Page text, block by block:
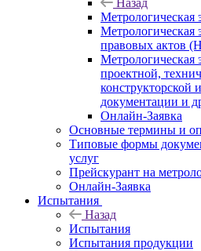
Назад
Метрологическая
Метрологическая
правовых актов
Метрологическая
проектной,
конструкторской
документации и
Онлайн-Заявка
Основные термины и
Типовые формы
услуг
Прейскурант на
Онлайн-Заявка
Испытания
Назад
Испытания
Испытания продукции